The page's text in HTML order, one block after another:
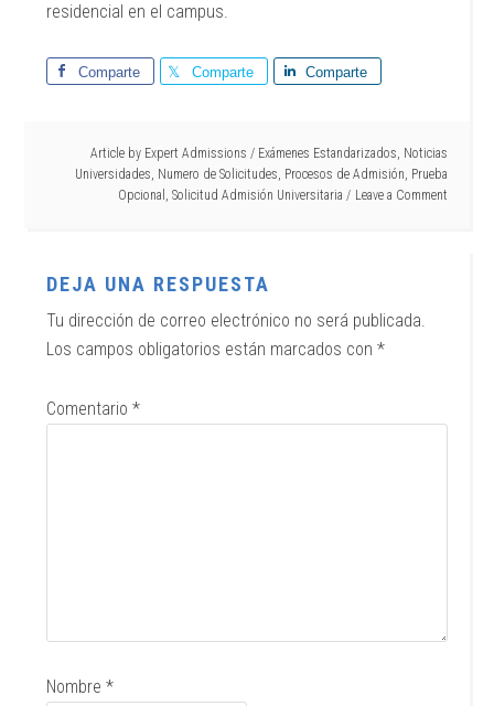
residencial en el campus.
Comparte Comparte Comparte
Article by Expert Admissions / Exámenes Estandarizados, Noticias
Universidades, Numero de Solicitudes, Procesos de Admisión, Prueba
Opcional , Solicitud Admisión Universitaria Leave a Comment
DEJA UNA RESPUESTA
Tu dirección de correo electrónico no será publicada.
Los campos obligatorios están marcados con*
Comentario*
Nombre*